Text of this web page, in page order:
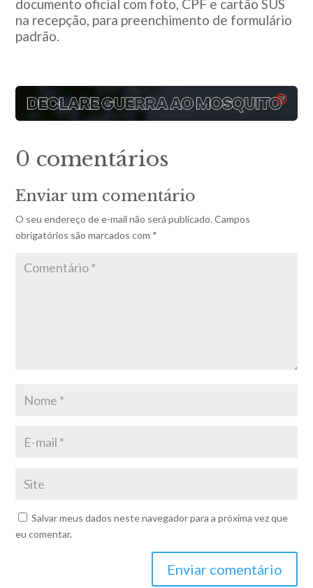
documento oficial com foto, CPF e cartão SUS
na recepção, para preenchimento de formulário
padrão.
0 comentários
Enviar um comentário
O seu endereço de e-mail não será publicado. Campos
obrigatórios são marcados com *
Salvar meus dados neste navegador para a próxima vez que
eu comentar.
Enviar comentário